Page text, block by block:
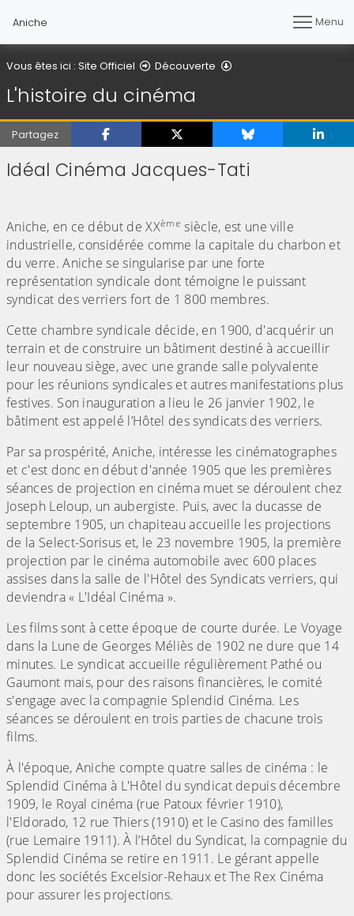
Aniche Menu
Vous êtes ici : Site Officiel Découverte
L'histoire du cinéma
Partagez
Idéal Cinéma Jacques-Tati
Aniche, en ce début de XXème siècle, est une ville
industrielle, considérée comme la capitale du charbon et
du verre. Aniche se singularise par une forte
représentation syndicale dont témoigne le puissant
syndicat des verriers fort de 1 800 membres.
Cette chambre syndicale décide, en 1900, d'acquérir un
terrain et de construire un bâtiment destiné à accueillir
leur nouveau siège, avec une grande salle polyvalente
pour les réunions syndicales et autres manifestations plus
festives. Son inauguration a lieu le 26 janvier 1902, le
bâtiment est appelé l’Hôtel des syndicats des verriers.
Par sa prospérité, Aniche, intéresse les cinématographes
et c'est donc en début d'année 1905 que les premières
séances de projection en cinéma muet se déroulent chez
Joseph Leloup, un aubergiste. Puis, avec la ducasse de
septembre 1905, un chapiteau accueille les projections
de la Select-Sorisus et, le 23 novembre 1905, la première
projection par le cinéma automobile avec 600 places
assises dans la salle de l'Hôtel des Syndicats verriers, qui
deviendra « L'Idéal Cinéma ».
Les films sont à cette époque de courte durée. Le Voyage
dans la Lune de Georges Méliès de 1902 ne dure que 14
minutes. Le syndicat accueille régulièrement Pathé ou
Gaumont mais, pour des raisons financières, le comité
s'engage avec la compagnie Splendid Cinéma. Les
séances se déroulent en trois parties de chacune trois
films.
À l'époque, Aniche compte quatre salles de cinéma : le
Splendid Cinéma à L'Hôtel du syndicat depuis décembre
1909, le Royal cinéma (rue Patoux février 1910),
l'Eldorado, 12 rue Thiers (1910) et le Casino des familles
(rue Lemaire 1911). À l’Hôtel du Syndicat, la compagnie du
Splendid Cinéma se retire en 1911. Le gérant appelle
donc les sociétés Excelsior-Rehaux et The Rex Cinéma
pour assurer les projections.